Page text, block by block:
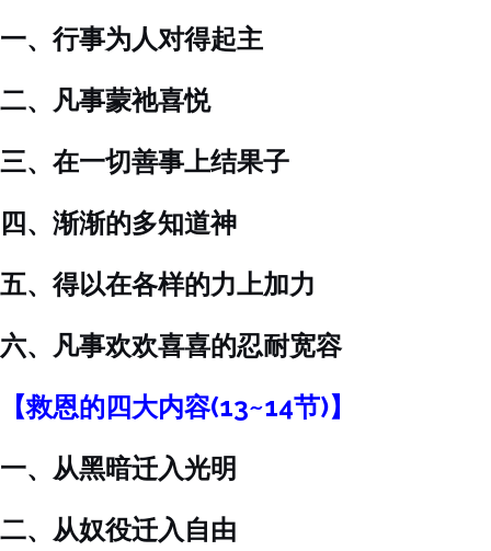
一、行事为人对得起主
二、凡事蒙祂喜悦
三、在一切善事上结果子
四、渐渐的多知道神
五、得以在各样的力上加力
六、凡事欢欢喜喜的忍耐宽容
【救恩的四大内容(13~14节)】
一、从黑暗迁入光明
二、从奴役迁入自由